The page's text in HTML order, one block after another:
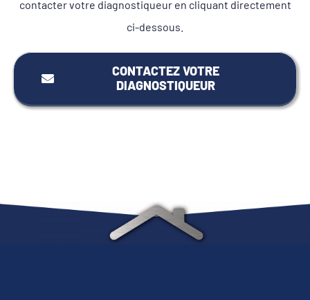
contacter votre diagnostiqueur en cliquant directement
ci-dessous.
CONTACTEZ VOTRE
DIAGNOSTIQUEUR